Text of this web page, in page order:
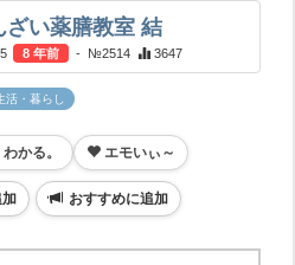
ざい薬膳教室 結
8 年前 - №2514 3647
活・暮らし
わかる。 エモいぃ～
加 おすすめに追加